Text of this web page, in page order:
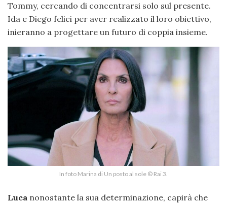
Tommy, cercando di concentrarsi solo sul presente.
Ida e Diego felici per aver realizzato il loro obiettivo,
inieranno a progettare un futuro di coppia insieme.
In foto Marina di Un posto al sole © Rai 3.
Luca nonostante la sua determinazione, capirà che